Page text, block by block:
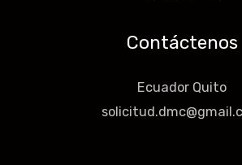
Contáctenos
Ecuador Quito